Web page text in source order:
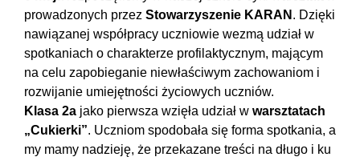
prowadzonych przez Stowarzyszenie KARAN . Dzięki
nawiązanej współpracy uczniowie wezmą udział w
spotkaniach o charakterze profilaktycznym, mającym
na celu zapobieganie niewłaściwym zachowaniom i
rozwijanie umiejętności życiowych uczniów.
Klasa 2ajako pierwsza wzięła udział w warsztatach
„Cukierki”. Uczniom spodobała się forma spotkania, a
my mamy nadzieję, że przekazane treści na długo i ku